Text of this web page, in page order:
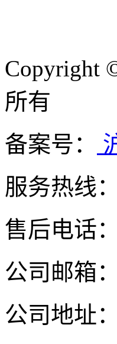
Copyright
所有
备案号：
服务热线
售后电话
公司邮箱
公司地址